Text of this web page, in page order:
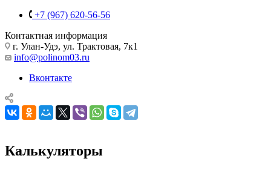
+7 (967) 620-56-56
Контактная информация
г. Улан-Удэ, ул. Трактовая, 7к1
info@polinom03.ru
Вконтакте
Калькуляторы